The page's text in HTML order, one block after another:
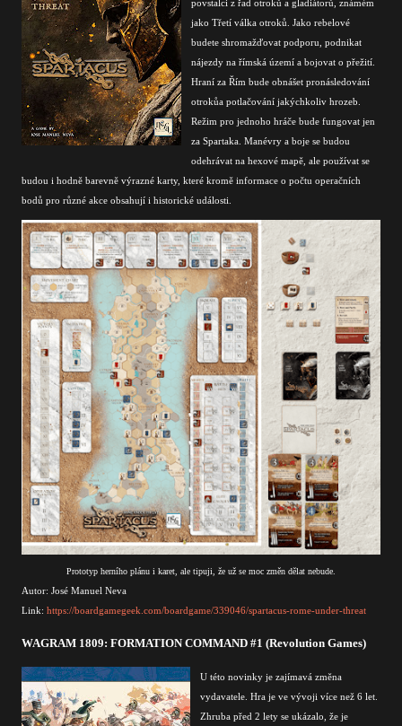
povstalci z řad otroků a gladiátorů, známém
jako Třetí válka otroků. Jako rebelové
budete shromažďovat podporu, podnikat
nájezdy na římská území a bojovat o přežití.
Hraní za Řím bude obnášet pronásledování
otrokůa potlačování jakýchkoliv hrozeb.
Režim pro jednoho hráče bude fungovat jen
za Spartaka. Manévry a boje se budou
odehrávat na hexové mapě, ale používat se
budou i hodně barevně výrazné karty, které kromě informace o počtu operačních
bodů pro různé akce obsahují i historické události.
Prototyp herního plánu i karet, ale tipuji, že už se moc změn dělat nebude.
Autor: José Manuel Neva
Link: https://boardgamegeek.com/boardgame/339046/spartacus-rome-under-threat
WAGRAM 1809: FORMATION COMMAND #1 (Revolution Games)
U této novinky je zajímavá změna
vydavatele. Hra je ve vývoji více než 6 let.
Zhruba před 2 lety se ukázalo, že je